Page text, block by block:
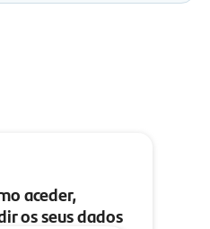
aceder,
os seus dados